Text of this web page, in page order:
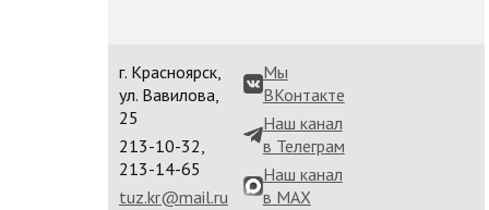
г. Красноярск,
ул. Вавилова,
25
213-10-32,
213-14-65
tuz.kr@mail.ru
Мы
ВКонтакте
Наш канал
в Телеграм
Наш канал
в MAX